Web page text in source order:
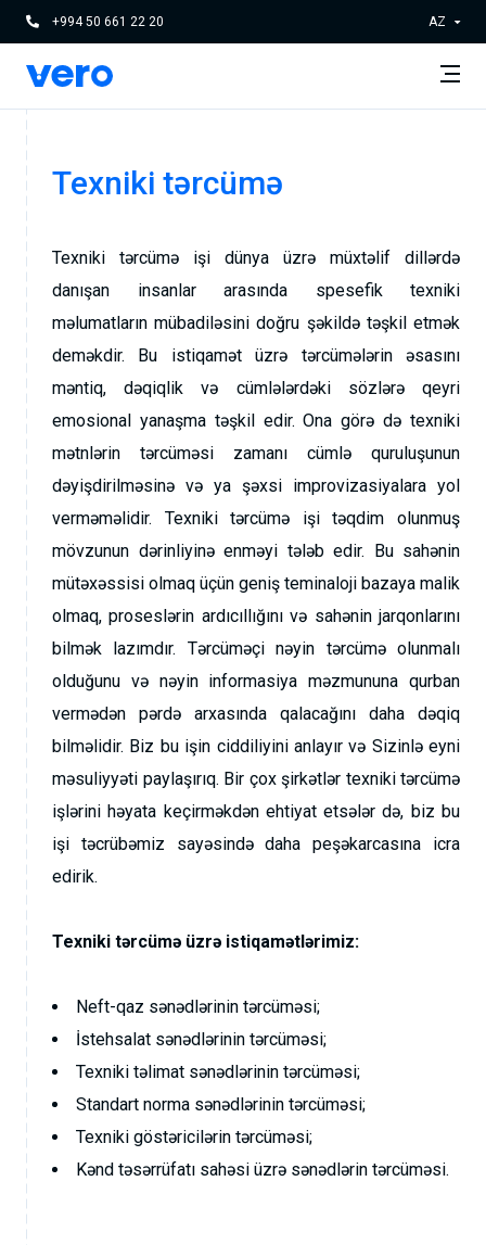
+994 50 661 22 20 AZ
Texniki tərcümə
Texniki tərcümə işi dünya üzrə müxtəlif dillərdə
danışan insanlar arasında spesefik texniki
məlumatların mübadiləsini doğru şəkildə təşkil etmək
deməkdir. Bu istiqamət üzrə tərcümələrin əsasını
məntiq, dəqiqlik və cümlələrdəki sözlərə qeyri
emosional yanaşma təşkil edir. Ona görə də texniki
mətnlərin tərcüməsi zamanı cümlə quruluşunun
dəyişdirilməsinə və ya şəxsi improvizasiyalara yol
verməməlidir. Texniki tərcümə işi təqdim olunmuş
mövzunun dərinliyinə enməyi tələb edir. Bu sahənin
mütəxəssisi olmaq üçün geniş teminaloji bazaya malik
olmaq, proseslərin ardıcıllığını və sahənin jarqonlarını
bilmək lazımdır. Tərcüməçi nəyin tərcümə olunmalı
olduğunu və nəyin informasiya məzmununa qurban
vermədən pərdə arxasında qalacağını daha dəqiq
bilməlidir. Biz bu işin ciddiliyini anlayır və Sizinlə eyni
məsuliyyəti paylaşırıq. Bir çox şirkətlər texniki tərcümə
işlərini həyata keçirməkdən ehtiyat etsələr də, biz bu
işi təcrübəmiz sayəsində daha peşəkarcasına icra
edirik.
Texniki tərcümə üzrə istiqamətlərimiz:
Neft-qaz sənədlərinin tərcüməsi;
İstehsalat sənədlərinin tərcüməsi;
Texniki təlimat sənədlərinin tərcüməsi;
Standart norma sənədlərinin tərcüməsi;
Texniki göstəricilərin tərcüməsi;
Kənd təsərrüfatı sahəsi üzrə sənədlərin tərcüməsi.